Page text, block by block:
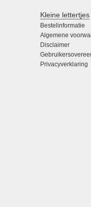
Kleine lettertjes
Bestelinformatie
Algemene
Disclaimer
Privacyverklaring